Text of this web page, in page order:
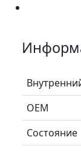
ОЕМ
Состояние